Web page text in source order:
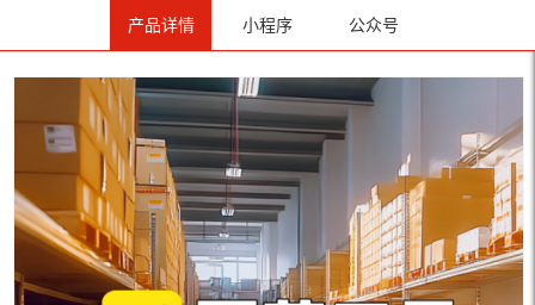
热销库存/热门品类 / 园艺工具库存尾货
产品详情 小程序 公众号